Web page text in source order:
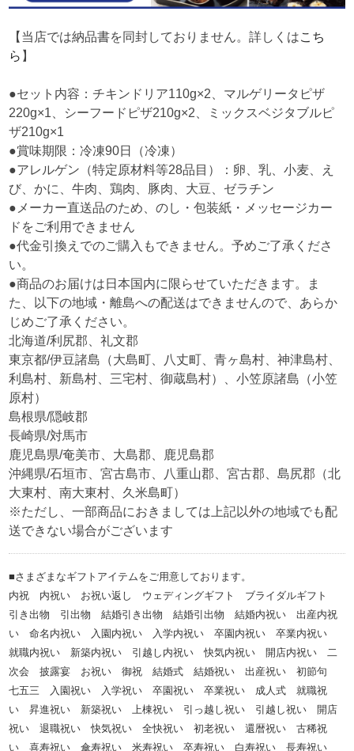
【当店では納品書を同封しておりません。詳しくはこち
ら 】
●セット内容：チキンドリア110g×2、マルゲリータピザ
220g×1、シーフードピザ210g×2、ミックスベジタブルピ
ザ210g×1
●賞味期限：冷凍90日（冷凍）
●アレルゲン（特定原材料等28品目）：卵、乳、小麦、え
び、かに、牛肉、鶏肉、豚肉、大豆、ゼラチン
●メーカー直送品のため、のし・包装紙・メッセージカー
ドをご利用できません
●代金引換えでのご購入もできません。予めご了承くださ
い。
●商品のお届けは日本国内に限らせていただきます。ま
た、以下の地域・離島への配送はできませんので、あらか
じめご了承ください。
北海道/利尻郡、礼文郡
東京都/伊豆諸島（大島町、八丈町、青ヶ島村、神津島村、
利島村、新島村、三宅村、御蔵島村）、小笠原諸島（小笠
原村）
島根県/隠岐郡
長崎県/対馬市
鹿児島県/奄美市、大島郡、鹿児島郡
沖縄県/石垣市、宮古島市、八重山郡、宮古郡、島尻郡（北
大東村、南大東村、久米島町）
※ただし、一部商品におきましては上記以外の地域でも配
送できない場合がございます
■さまざまなギフトアイテムをご用意しております。
内祝 内祝い お祝い返し ウェディングギフト ブライダルギフト
引き出物 引出物 結婚引き出物 結婚引出物 結婚内祝い 出産内祝
い 命名内祝い 入園内祝い 入学内祝い 卒園内祝い 卒業内祝い
就職内祝い 新築内祝い 引越し内祝い 快気内祝い 開店内祝い 二
次会 披露宴 お祝い 御祝 結婚式 結婚祝い 出産祝い 初節句
七五三 入園祝い 入学祝い 卒園祝い 卒業祝い 成人式 就職祝
い 昇進祝い 新築祝い 上棟祝い 引っ越し祝い 引越し祝い 開店
祝い 退職祝い 快気祝い 全快祝い 初老祝い 還暦祝い 古稀祝
い 喜寿祝い 傘寿祝い 米寿祝い 卒寿祝い 白寿祝い 長寿祝い